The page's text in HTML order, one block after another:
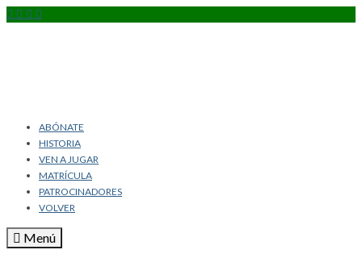
ABÓNATE
HISTORIA
VEN A JUGAR
MATRÍCULA
PATROCINADORES
VOLVER
Menú